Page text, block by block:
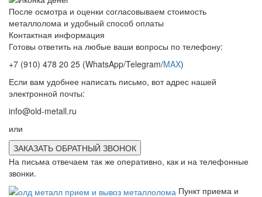
После осмотра и оценки согласовываем стоимость
металлолома и удобный способ оплаты
Контактная информация
Готовы ответить на любые ваши вопросы по телефону:
+7 (910) 478 20 25 (WhatsApp/Telegram/MAX)
Если вам удобнее написать письмо, вот адрес нашей
электронной почты:
info@old-metall.ru
или
ЗАКАЗАТЬ ОБРАТНЫЙ ЗВОНОК
На письма отвечаем так же оперативно, как и на телефонные
звонки.
Пункт приема и